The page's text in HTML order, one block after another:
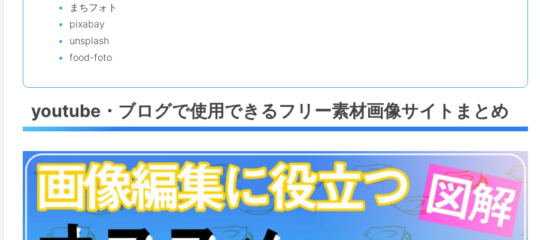
まちフォト
pixabay
unsplash
food-foto
youtube・ブログで使用できるフリー素材画像サイトまとめ